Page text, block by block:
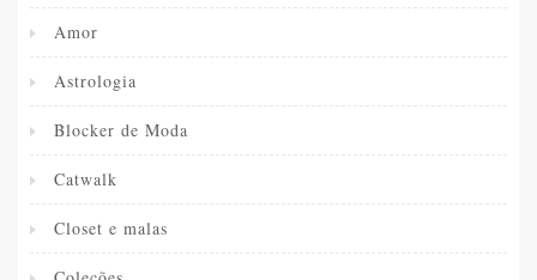
Amor
Astrologia
Blocker de Moda
Catwalk
Closet e malas